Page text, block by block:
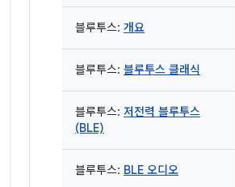
블루투스: 개요
블루투스: 블루투스 클래식
블루투스: 저전력 블루투스
(BLE)
블루투스: BLE 오디오